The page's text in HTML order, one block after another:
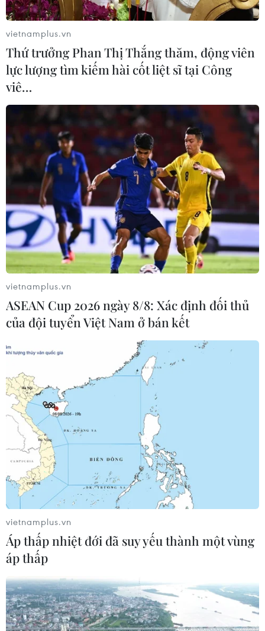
Mỹ-Mexico thảo luận hợp tác kinh tế,
chống tội phạm và vấn đề di cư
10/01/2023 06:53
Tổng thống hai nước đã thảo luận các biện pháp thúc
đẩy đầu tư vào sản xuất chất bán dẫn; tái khẳng định
cam kết giải quyết các nguyên nhân gốc rễ trong vấn
đề di cư; hợp tác truy quét tội phạm ma túy
Mỹ trao trả Cuba 69 người di cư bất hợp
pháp qua đường biển
26/01/2023 04:14
Bộ Nội vụ Cuba cho biết nhóm người di cư trái phép
qua đường biển gồm 61 nam giới và 8 phụ nữ, đã xuất
cảnh bất hợp pháp và bị Lực lượng Bảo vệ bờ biển Mỹ
can thiệp trên biển.
vietnamplus.vn
Thứ trưởng Phan Thị Thắng thăm, động viên
lực lượng tìm kiếm hài cốt liệt sĩ tại Công
viê…
vietnamplus.vn
ASEAN Cup 2026 ngày 8/8: Xác định đối thủ
của đội tuyển Việt Nam ở bán kết
vietnamplus.vn
Áp thấp nhiệt đới đã suy yếu thành một vùng
áp thấp